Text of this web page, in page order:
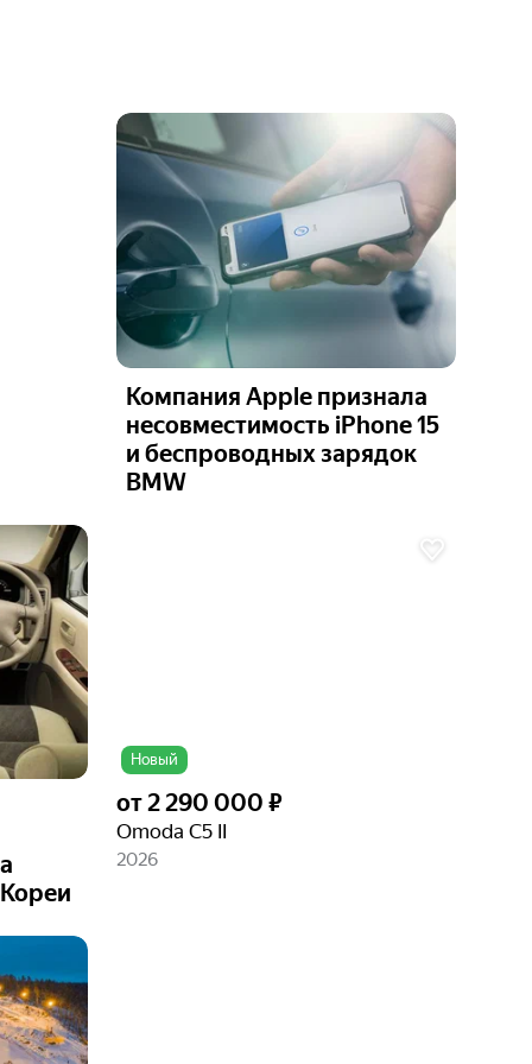
Компания Apple признала
несовместимость iPhone 15
и беспроводных зарядок
BMW
Новый
от2 290 000 ₽
Omoda C5 II
2026